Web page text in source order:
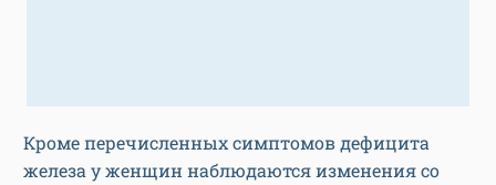
Кроме перечисленных симптомов дефицита
железа у женщин наблюдаются изменения со